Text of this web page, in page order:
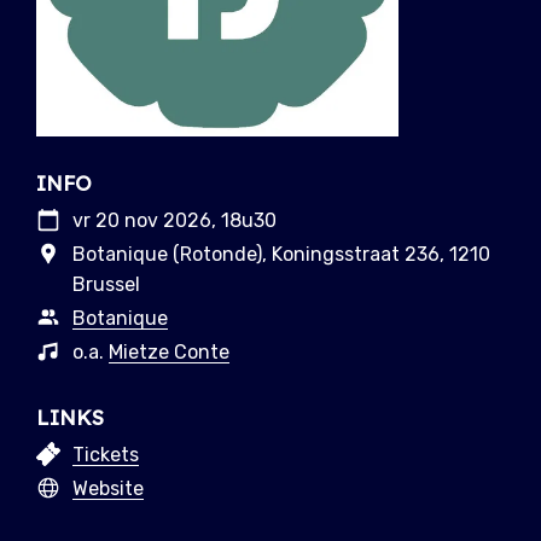
INFO
vr 20 nov 2026, 18u30
Botanique (Rotonde), Koningsstraat 236, 1210
Brussel
Botanique
o.a. Mietze Conte
LINKS
Tickets
Website